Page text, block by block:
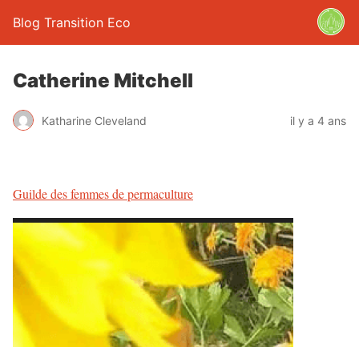
Blog Transition Eco
Catherine Mitchell
Katharine Cleveland il y a 4 ans
Guilde des femmes de permaculture